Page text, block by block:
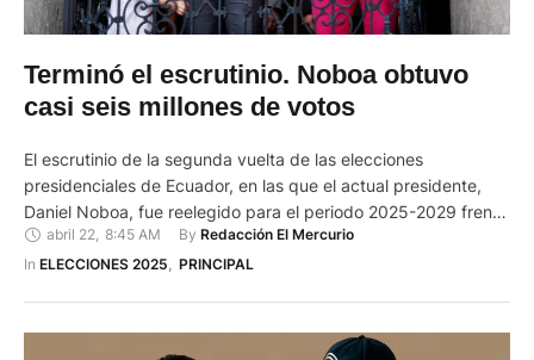
casi seis millones de votos
presidenciales de Ecuador, en las que el actual presidente,
Daniel Noboa, fue reelegido para el periodo 2025-2029 frente
a la candidata correísta Luisa González, culminó con una
diferencia de más de once puntos en favor del mandatario.
Con el 100 % de las actas escrutadas por …
abril 22, 8:45 AM By Redacción El Mercurio
In ELECCIONES 2025 PRINCIPAL